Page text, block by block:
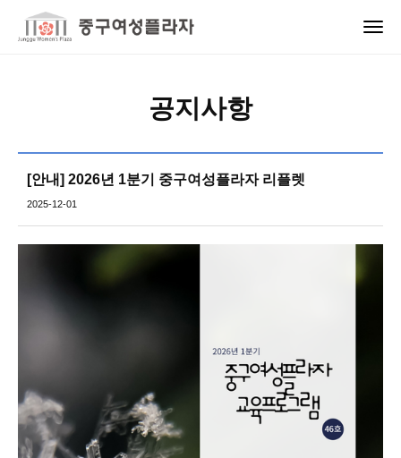
공지사항
[안내] 2026년 1분기 중구여성플라자 리플렛
2025-12-01